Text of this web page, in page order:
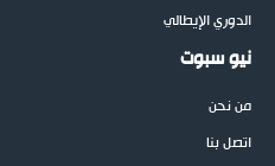
الدوري الإيطالي
نيو سبوت
من نحن
اتصل بنا